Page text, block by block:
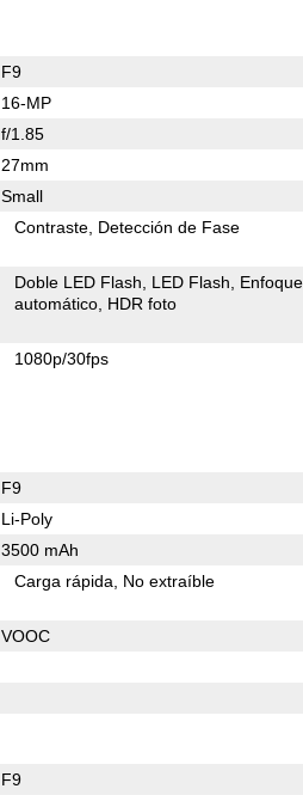
F9
16-MP
f/1.85
27mm
Small
Contraste Detección de Fase
Doble LED Flash LED Flash
Enfoque
automático HDR foto
1080p/30fps
F9
Li-Poly
3500 mAh
Carga rápida No extraíble
VOOC
F9